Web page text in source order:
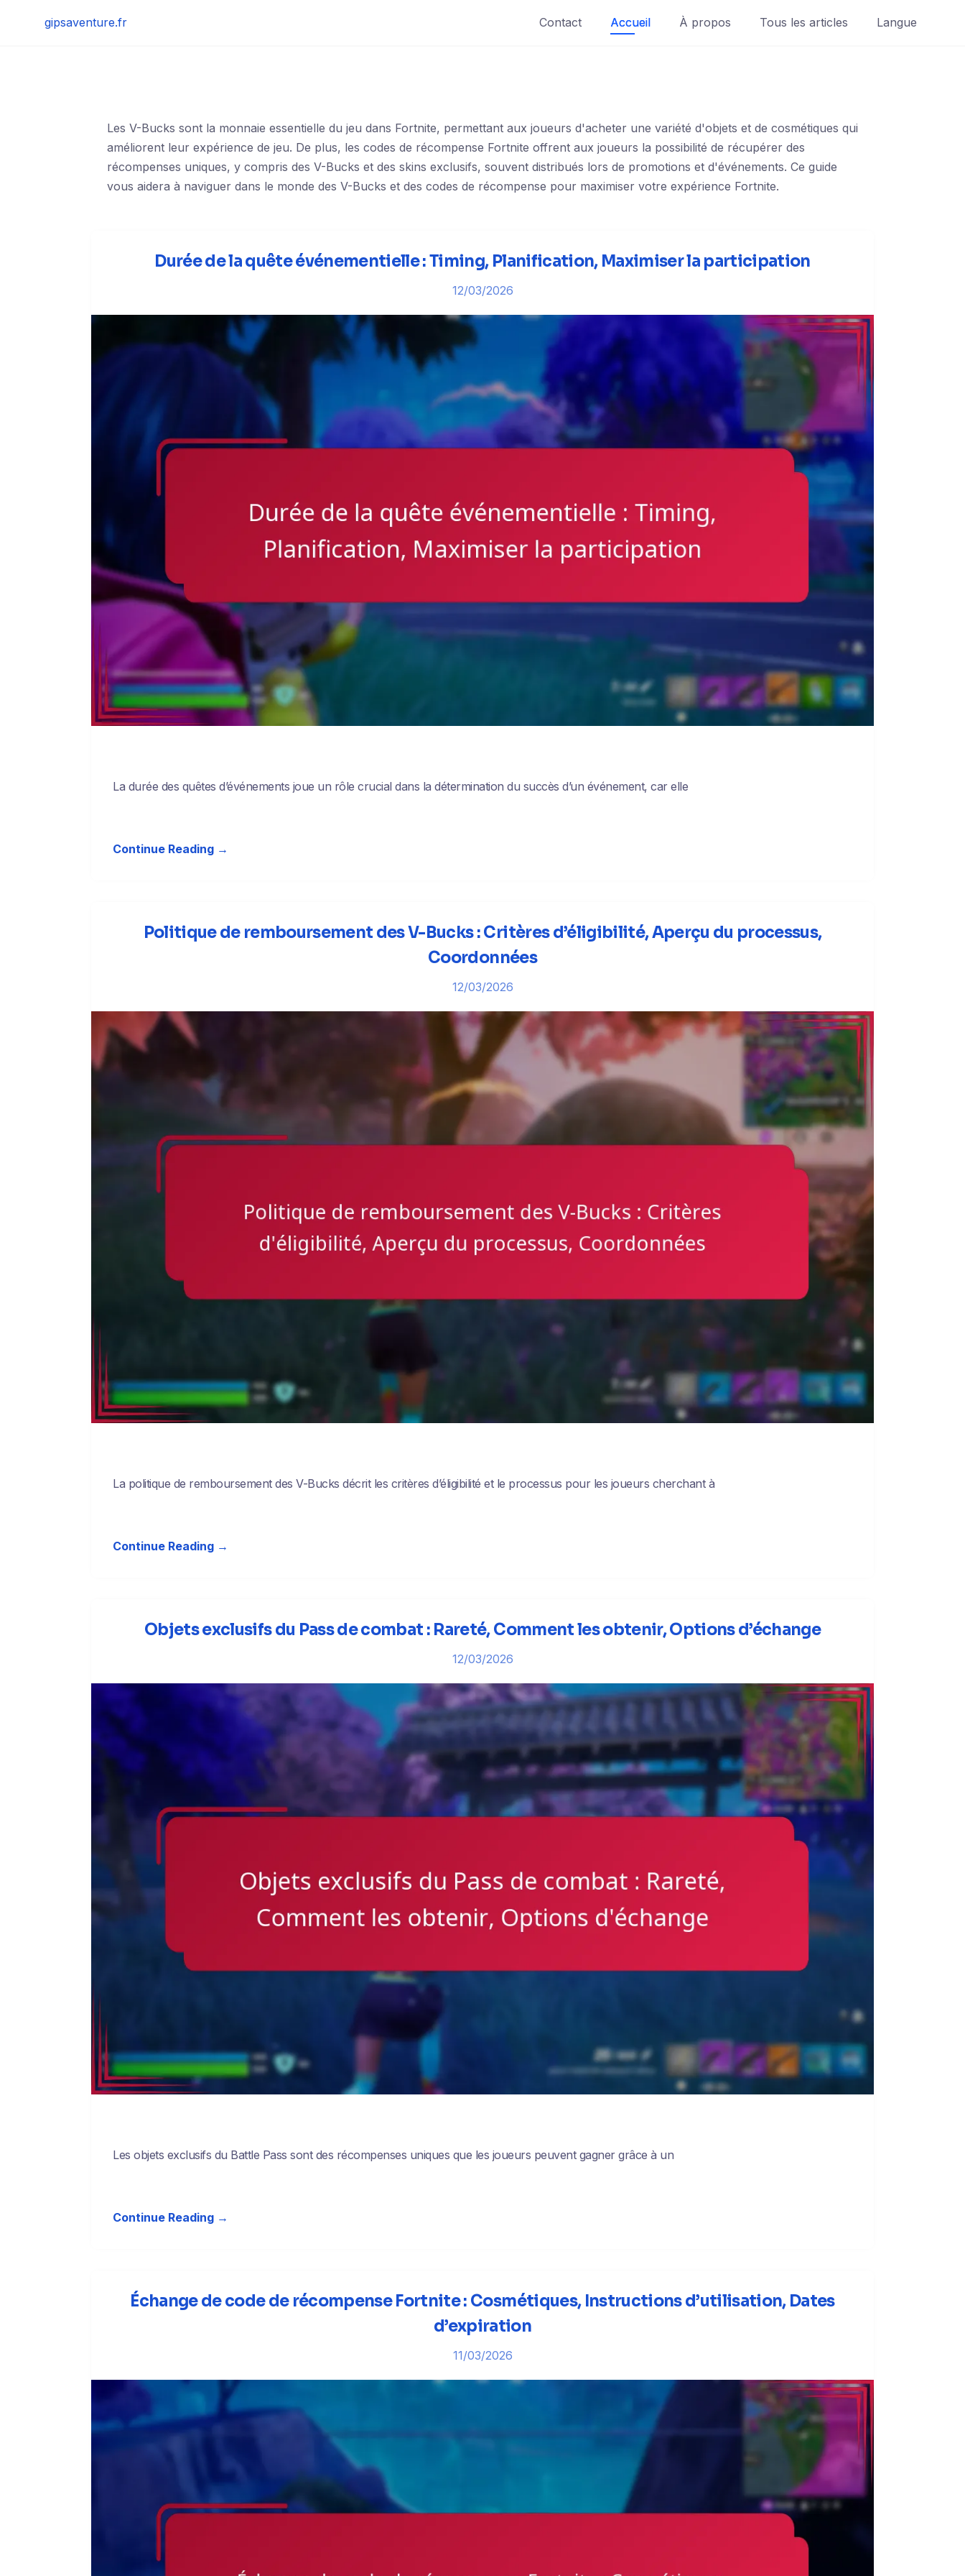
gipsaventure.fr Contact Accueil À propos Tous les articles Langue
Les V-Bucks sont la monnaie essentielle du jeu dans Fortnite, permettant aux joueurs d'acheter une variété d'objets et de cosmétiques qui
améliorent leur expérience de jeu. De plus, les codes de récompense Fortnite offrent aux joueurs la possibilité de récupérer des
récompenses uniques, y compris des V-Bucks et des skins exclusifs, souvent distribués lors de promotions et d'événements. Ce guide
vous aidera à naviguer dans le monde des V-Bucks et des codes de récompense pour maximiser votre expérience Fortnite.
Durée de la quête événementielle : Timing, Planification, Maximiser la participation
12/03/2026
La durée des quêtes d’événements joue un rôle crucial dans la détermination du succès d’un événement, car elle
Continue Reading →
Politique de remboursement des V-Bucks : Critères d’éligibilité, Aperçu du processus,
Coordonnées
12/03/2026
La politique de remboursement des V-Bucks décrit les critères d’éligibilité et le processus pour les joueurs cherchant à
Continue Reading →
Objets exclusifs du Pass de combat : Rareté, Comment les obtenir, Options d’échange
12/03/2026
Les objets exclusifs du Battle Pass sont des récompenses uniques que les joueurs peuvent gagner grâce à un
Continue Reading →
Échange de code de récompense Fortnite : Cosmétiques, Instructions d’utilisation, Dates
d’expiration
11/03/2026